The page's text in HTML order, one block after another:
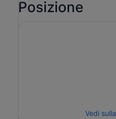
Posizione
Vedi